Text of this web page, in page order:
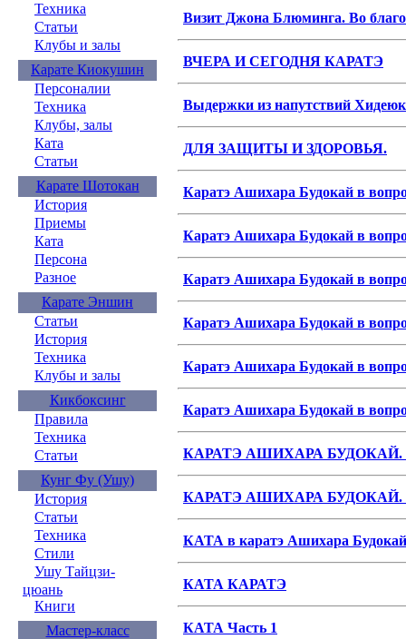
Техника
Статьи
Клубы и залы
Карате Киокушин
Персоналии
Техника
Клубы, залы
Ката
Статьи
Карате Шотокан
История
Приемы
Ката
Персона
Разное
Карате Эншин
Статьи
История
Техника
Клубы и залы
Кикбоксинг
Правила
Техника
Статьи
Кунг Фу (Ушу)
История
Статьи
Техника
Стили
Ушу Тайцзи-
цюань
Книги
Мастер-класс
Визит Джона Блюминга. Во
ВЧЕРА И СЕГОДНЯ КАРАТЭ
Выдержки из напутствий
ДЛЯ ЗАЩИТЫ И ЗДОРОВЬЯ.
Каратэ Ашихара Будокай в
Каратэ Ашихара Будокай в
Каратэ Ашихара Будокай в
Каратэ Ашихара Будокай в
Каратэ Ашихара Будокай в
Каратэ Ашихара Будокай в
КАРАТЭ АШИХАРА
КАРАТЭ АШИХАРА
КАТА в каратэ Ашихара Будокай
КАТА КАРАТЭ
КАТА Часть 1